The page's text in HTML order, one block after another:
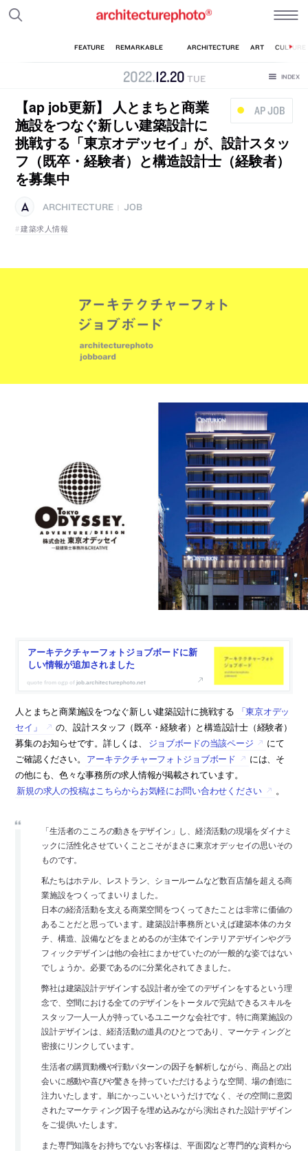
2022.12.20 TUE
AP JOB
【ap job更新】 人とまちと商業
施設をつなぐ新しい建築設計に
挑戦する「東京オデッセイ」が、設計スタッ
フ（既卒・経験者）と構造設計士（経験者）
を募集中
ARCHITECTURE
JOB
建築求人情報
アーキテクチャーフォトジョブボードに新
しい情報が追加されました
job.architecturephoto.net
人とまちと商業施設をつなぐ新しい建築設計に挑戦する
「東京オデッ
セイ」
の、設計スタッフ（既卒・経験者）と構造設計士（経験者）
募集のお知らせです。詳しくは、
ジョブボードの当該ページ
にて
ご確認ください。 アーキテクチャーフォトジョブボード
には、そ
の他にも、色々な事務所の求人情報が掲載されています。
新規の求人の投稿はこちらからお気軽にお問い合わせください
。
「生活者のこころの動きをデザイン」し、経済活動の現場をダイナミ
ックに活性化させていくことこそがまさに東京オデッセイの思いその
ものです。
私たちはホテル、レストラン、ショールームなど数百店舗を超える商
業施設をつくってまいりました。
日本の経済活動を支える商業空間をつくってきたことは非常に価値の
あることだと思っています。建築設計事務所といえば建築本体のカタ
チ、構造、設備などをまとめるのが主体でインテリアデザインやグラ
フィックデザインは他の会社にまかせていたのが一般的な姿ではない
でしょうか。必要であるのに分業化されてきました。
弊社は建築設計デザインする設計者が全てのデザインをするという理
念で、空間における全てのデザインをトータルで完結できるスキルを
スタッフ一人一人が持っているユニークな会社です。特に商業施設の
設計デザインは、経済活動の道具のひとつであり、マーケティングと
密接にリンクしています。
生活者の購買動機や行動パターンの因子を解析しながら、商品との出
会いに感動や喜びや驚きを持っていただけるような空間、場の創造に
注力いたします。単にかっこいいというだけでなく、その空間に意図
されたマーケティング因子を埋め込みながら演出された設計デザイン
をご提供いたします。
また専門知識をお持ちでないお客様は、平面図など専門的な資料から